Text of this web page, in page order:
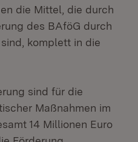
die Mittel, die durch
des BAföG durch
komplett in die
sind für die
Maßnahmen im
14 Millionen Euro